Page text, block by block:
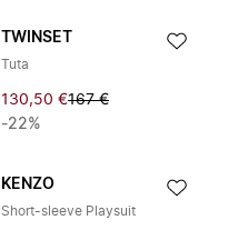
TWINSET
Tuta
130,50 €167 €
-22%
KENZO
Short-sleeve Playsuit